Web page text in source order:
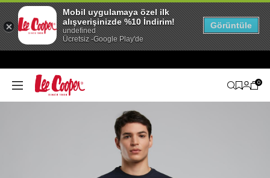
0
Mobil uygulamaya özel ilk
alışverişinizde %10 İndirim!
undefined
Ücretsiz -Google Play'de
Görüntüle